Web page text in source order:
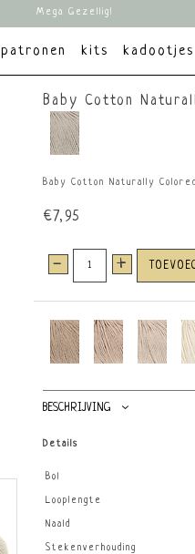
Mega Gezellig!
patronen kits kadootjes
Baby Cotton
Baby Cotton Naturally
€7,95
- +
BESCHRIJVING
Details
Bol
Looplengte
Naald
Stekenverhouding